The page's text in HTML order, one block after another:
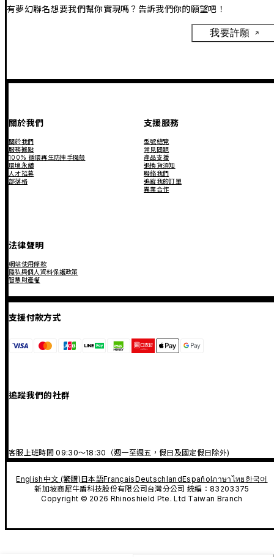
有夢幻聯名想要我們幫你實現嗎？告訴我們你的願望吧！
我要許願
關於我們
關於我們
服務據點
100% 循環再生防摔手機殼
環境永續
人才招募
部落格
支援服務
型號總覽
常見問題
產品支援
退換貨須知
聯絡我們
追蹤我的訂單
異業合作
法律聲明
網站使用條款
隱私與個人資料保護政策
智慧財產權
支援付款方式
追蹤我們的社群
客服上班時間 09:30～18:30（週一至週五，假日及國定假日除外)
English中文 (繁體)日本語FrançaisDeutschlandEspañolภาษาไทย 한국어
新加坡商犀牛盾科技股份有限公司台灣分公司 統編：83203375
Copyright © 2026 Rhinoshield Pte. Ltd Taiwan Branch